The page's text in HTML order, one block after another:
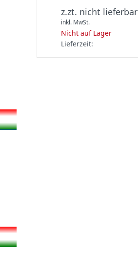
z.zt. nicht lieferbar
inkl. MwSt.
Nicht auf Lager
Lieferzeit: